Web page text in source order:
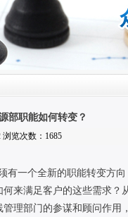
部职能如何转变？
浏览次数：1685
一个全新的职能转变方
来满足客户的这些需求？
理部门的参谋和顾问作用